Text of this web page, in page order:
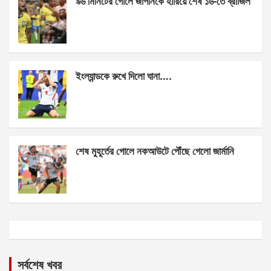
ইংল্যান্ডকে রুখে দিলো ঘানা….
শেষ মুহূর্তের গোলে নকআউটে পৌঁছে গেলো জার্মানি
সর্বশেষ খবর